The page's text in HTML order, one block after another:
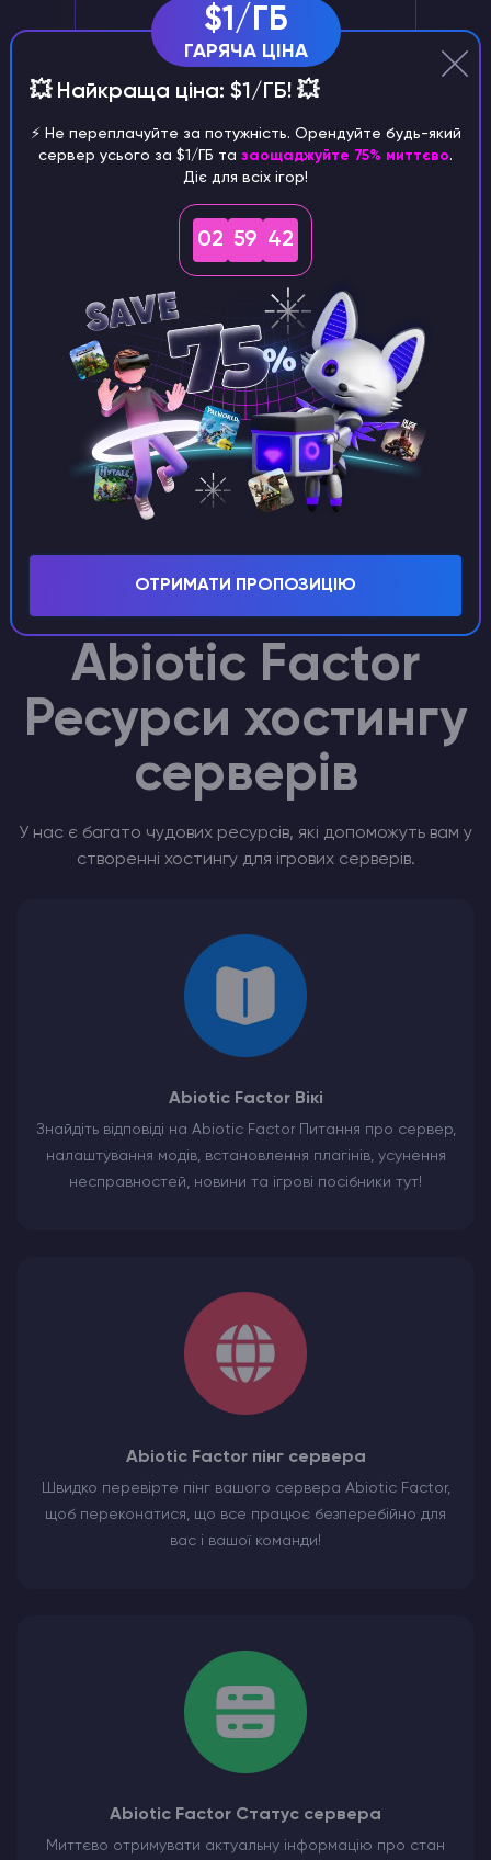
Керування сервером через
Discord
Зручно керуйте своїм сервером Abiotic
Factor за допомогою нашого бота
Discord
Ексклюзивна підтримка
Менеджер з персоналу з великим
досвідом роботи подбає про ваш
сервер Abiotic Factor
Abiotic Factor
Ресурси хостингу
серверів
У нас є багато чудових ресурсів, які допоможуть вам у
створенні хостингу для ігрових серверів.
Abiotic Factor Вікі
Знайдіть відповіді на Abiotic Factor Питання про сервер,
налаштування модів, встановлення плагінів, усунення
несправностей, новини та ігрові посібники тут!
Abiotic Factor пінг сервера
Швидко перевірте пінг вашого сервера Abiotic Factor,
щоб переконатися, що все працює безперебійно для
вас і вашої команди!
Abiotic Factor Статус сервера
Миттєво отримувати актуальну інформацію про стан
$1/ГБ
ГАРЯЧА ЦІНА
💥 Найкраща ціна: $1/ГБ! 💥
⚡️ Не переплачуйте за потужність. Орендуйте будь-який
сервер усього за $1/ГБ та заощаджуйте 75% миттєво.
Діє для всіх ігор!
02 59 41
ОТРИМАТИ ПРОПОЗИЦІЮ